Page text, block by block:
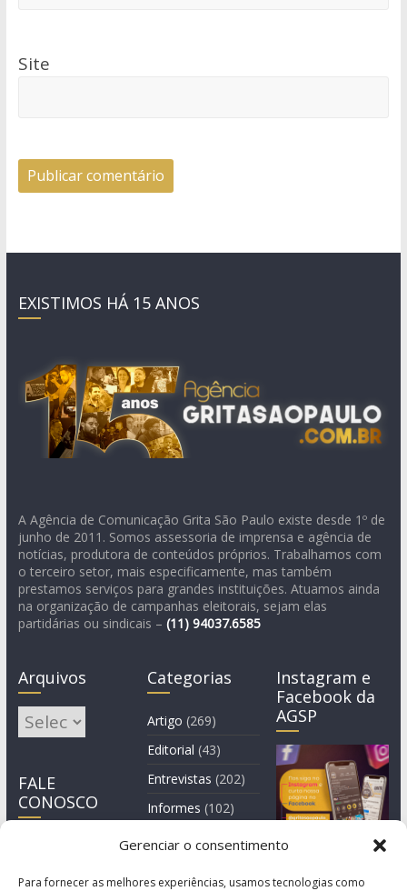
Gerenciar o consentimento
Para fornecer as melhores experiências, usamos tecnologias como
Site
EXISTIMOS HÁ 15 ANOS
A Agência de Comunicação Grita São Paulo existe desde 1º de
junho de 2011. Somos assessoria de imprensa e agência de
notícias, produtora de conteúdos próprios. Trabalhamos com
o terceiro setor, mais especificamente, mas também
prestamos serviços para grandes instituições. Atuamos ainda
na organização de campanhas eleitorais, sejam elas
partidárias ou sindicais – (11) 94037.6585
Arquivos
Arquivos
FALE
CONOSCO
Categorias
Artigo (269)
Editorial (43)
Entrevistas (202)
Informes (102)
Manchete
Instagram e
Facebook da
AGSP